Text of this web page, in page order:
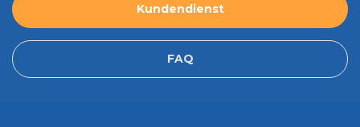
Kundendienst
FAQ